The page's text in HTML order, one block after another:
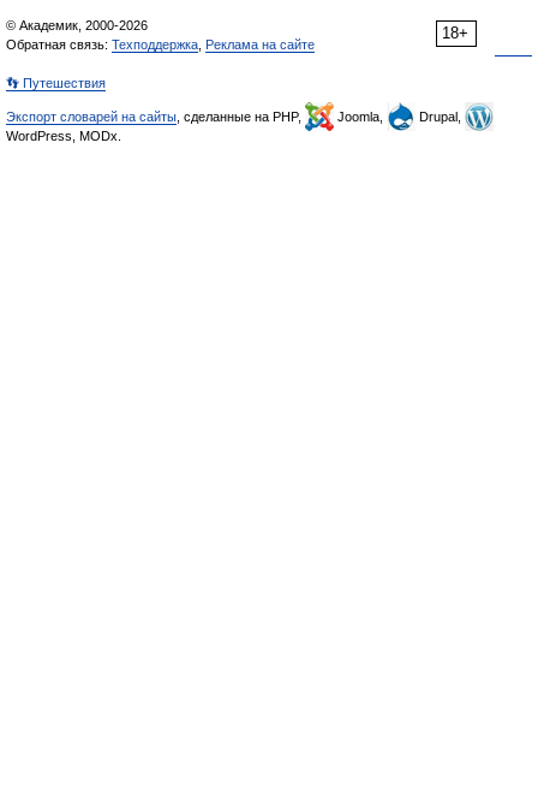
18+
© Академик, 2000-2026
Обратная связь: Техподдержка Реклама на сайте
👣 Путешествия
Экспорт словарей на сайты , сделанные на PHP, Joomla,
Drupal,
WordPress, MODx.